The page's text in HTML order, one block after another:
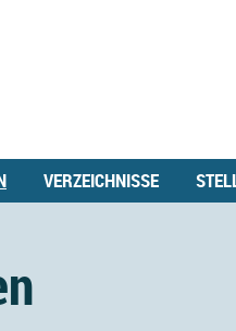
VERZEICHNISSE